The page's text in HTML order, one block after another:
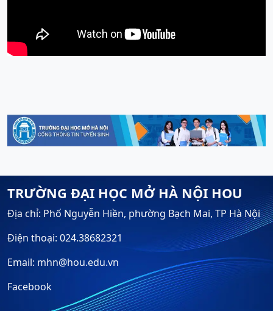
TRƯỜNG ĐẠI HỌC MỞ HÀ NỘI HOU
Địa chỉ: Phố Nguyễn Hiền, phường Bạch Mai, TP Hà Nội
Điện thoại: 024.38682321
Email: mhn@hou.edu.vn
Facebook